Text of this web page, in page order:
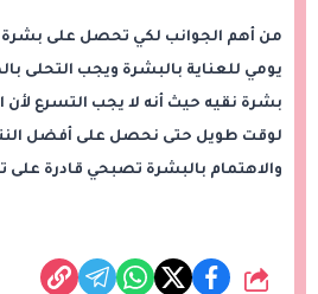
من أهم الجوانب لكي تحصل على بشرة
يومي للعناية بالبشرة ويجب التحلى
بشرة نقيه حيث أنه لا يجب التسرع لأن
لوقت طويل حتى نحصل على أفضل
والاهتمام بالبشرة تصبحي قادرة
شارك